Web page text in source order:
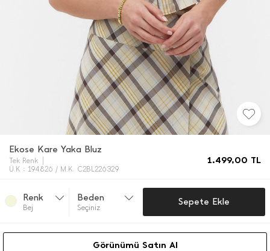
Ekose Kare Yaka Bluz
Tek Renk
Ü.K : 194826 / M.K. C2BL226329
1.499,00 TL
Renk
Bej
Beden
Seçiniz
Sepete Ekle
Görünümü Satın Al